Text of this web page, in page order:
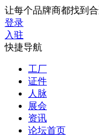
让每个品牌商都找到合
登录
入驻
快捷导航
工厂
证件
人脉
展会
资讯
论坛首页